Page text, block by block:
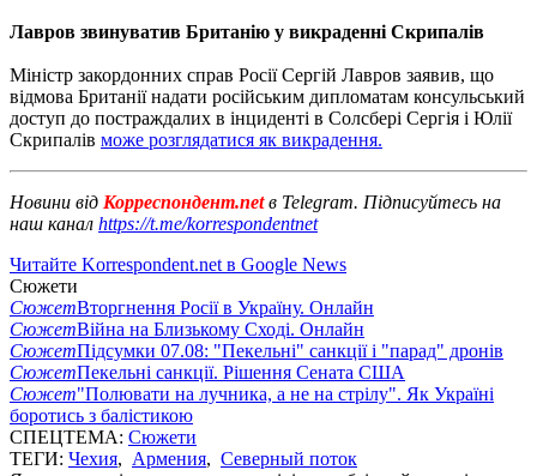
Лавров звинуватив Британію у викраденні Скрипалів
Міністр закордонних справ Росії Сергій Лавров заявив, що
відмова Британії надати російським дипломатам консульський
доступ до постраждалих в інциденті в Солсбері Сергія і Юлії
Скрипалів може розглядатися як викрадення.
Новини від Корреспондент.netв Telegram. Підписуйтесь на
наш канал https://t.me/korrespondentnet
Читайте Korrespondent.net в Google News
Сюжети
СюжетВторгнення Росії в Україну. Онлайн
СюжетВійна на Близькому Сході. Онлайн
СюжетПідсумки 07.08: "Пекельні" санкції і "парад" дронів
СюжетПекельні санкції. Рішення Сената США
Сюжет"Полювати на лучника, а не на стрілу". Як Україні
боротись з балістикою
СПЕЦТЕМА: Сюжети
ТЕГИ: Чехия, Армения, Северный поток